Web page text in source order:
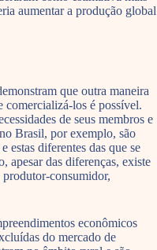
aumentar a produção global
que outra maneira
comercializá-los é possível.
de seus membros e
Brasil, por exemplo, são
estas diferentes das que se
apesar das diferenças, existe
consumidor,
econômicos
do mercado de